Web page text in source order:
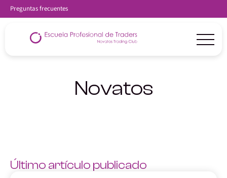
Preguntas frecuentes
Novatos
Último artículo publicado